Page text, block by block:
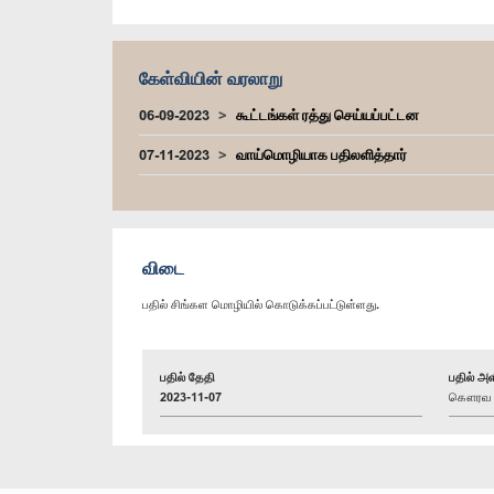
கேள்வியின் வரலாறு
06-09-2023
கூட்டங்கள் ரத்து செய்யப்பட்டன
07-11-2023
வாய்மொழியாக பதிலளித்தார்
விடை
பதில் சிங்கள மொழியில் கொடுக்கப்பட்டுள்ளது.
பதில் தேதி
2023-11-07
பதில்
கௌரவ